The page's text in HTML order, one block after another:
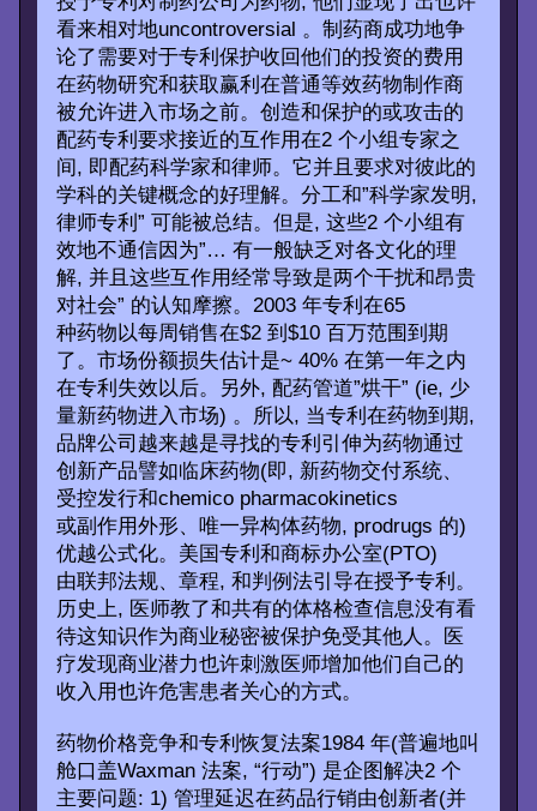
看来相对地uncontroversial 。制药商成功地争
论了需要对于专利保护收回他们的投资的费用
在药物研究和获取赢利在普通等效药物制作商
被允许进入市场之前。创造和保护的或攻击的
配药专利要求接近的互作用在2 个小组专家之
间, 即配药科学家和律师。它并且要求对彼此的
学科的关键概念的好理解。分工和”科学家发明,
律师专利” 可能被总结。但是, 这些2 个小组有
效地不通信因为”… 有一般缺乏对各文化的理
解, 并且这些互作用经常导致是两个干扰和昂贵
对社会” 的认知摩擦。2003 年专利在65
种药物以每周销售在$2 到$10 百万范围到期
了。市场份额损失估计是~ 40% 在第一年之内
在专利失效以后。另外, 配药管道”烘干” (ie, 少
量新药物进入市场) 。所以, 当专利在药物到期,
品牌公司越来越是寻找的专利引伸为药物通过
创新产品譬如临床药物(即, 新药物交付系统、
受控发行和chemico pharmacokinetics
或副作用外形、唯一异构体药物, prodrugs 的)
优越公式化。美国专利和商标办公室(PTO)
由联邦法规、章程, 和判例法引导在授予专利。
历史上, 医师教了和共有的体格检查信息没有看
待这知识作为商业秘密被保护免受其他人。医
疗发现商业潜力也许刺激医师增加他们自己的
收入用也许危害患者关心的方式。
药物价格竞争和专利恢复法案1984 年(普遍地叫
舱口盖Waxman 法案, “行动”) 是企图解决2 个
主要问题: 1) 管理延迟在药品行销由创新者(并